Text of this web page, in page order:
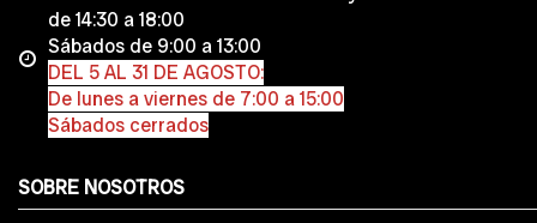
de 14:30 a 18:00
Sábados de 9:00 a 13:00
DEL 5 AL 31 DE AGOSTO:
De lunes a viernes de 7:00 a 15:00
Sábados cerrados
SOBRE NOSOTROS